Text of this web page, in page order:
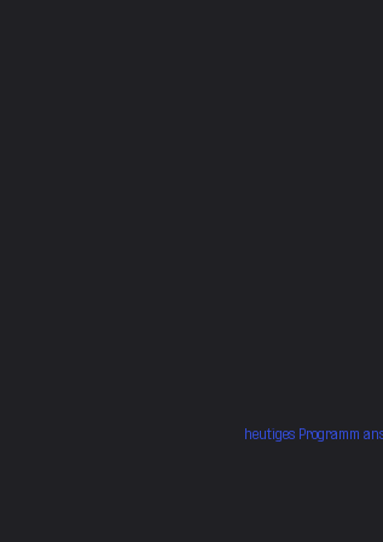
heutiges Programm